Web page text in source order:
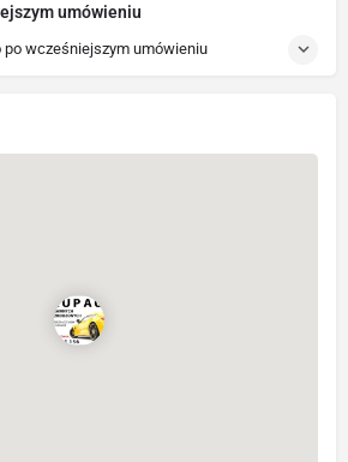
umówieniu
po wcześniejszym umówieniu